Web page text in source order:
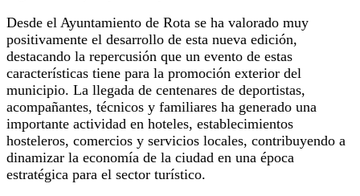
Desde el Ayuntamiento de Rota se ha valorado muy
positivamente el desarrollo de esta nueva edición,
destacando la repercusión que un evento de estas
características tiene para la promoción exterior del
municipio. La llegada de centenares de deportistas,
acompañantes, técnicos y familiares ha generado una
importante actividad en hoteles, establecimientos
hosteleros, comercios y servicios locales, contribuyendo a
dinamizar la economía de la ciudad en una época
estratégica para el sector turístico.